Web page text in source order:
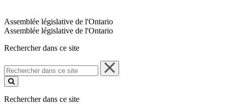
Assemblée législative de l'Ontario
Assemblée législative de l'Ontario
Rechercher dans ce site
Rechercher
dans
ce
Rechercher dans ce site